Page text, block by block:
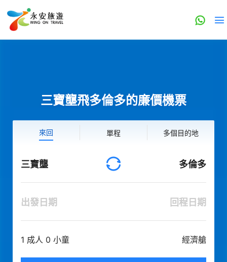
三寶壟飛多倫多的廉價機票
來回 單程 多個目的地
三寶壟 多倫多
出發日期 回程日期
1 成人 0 小童 經濟艙